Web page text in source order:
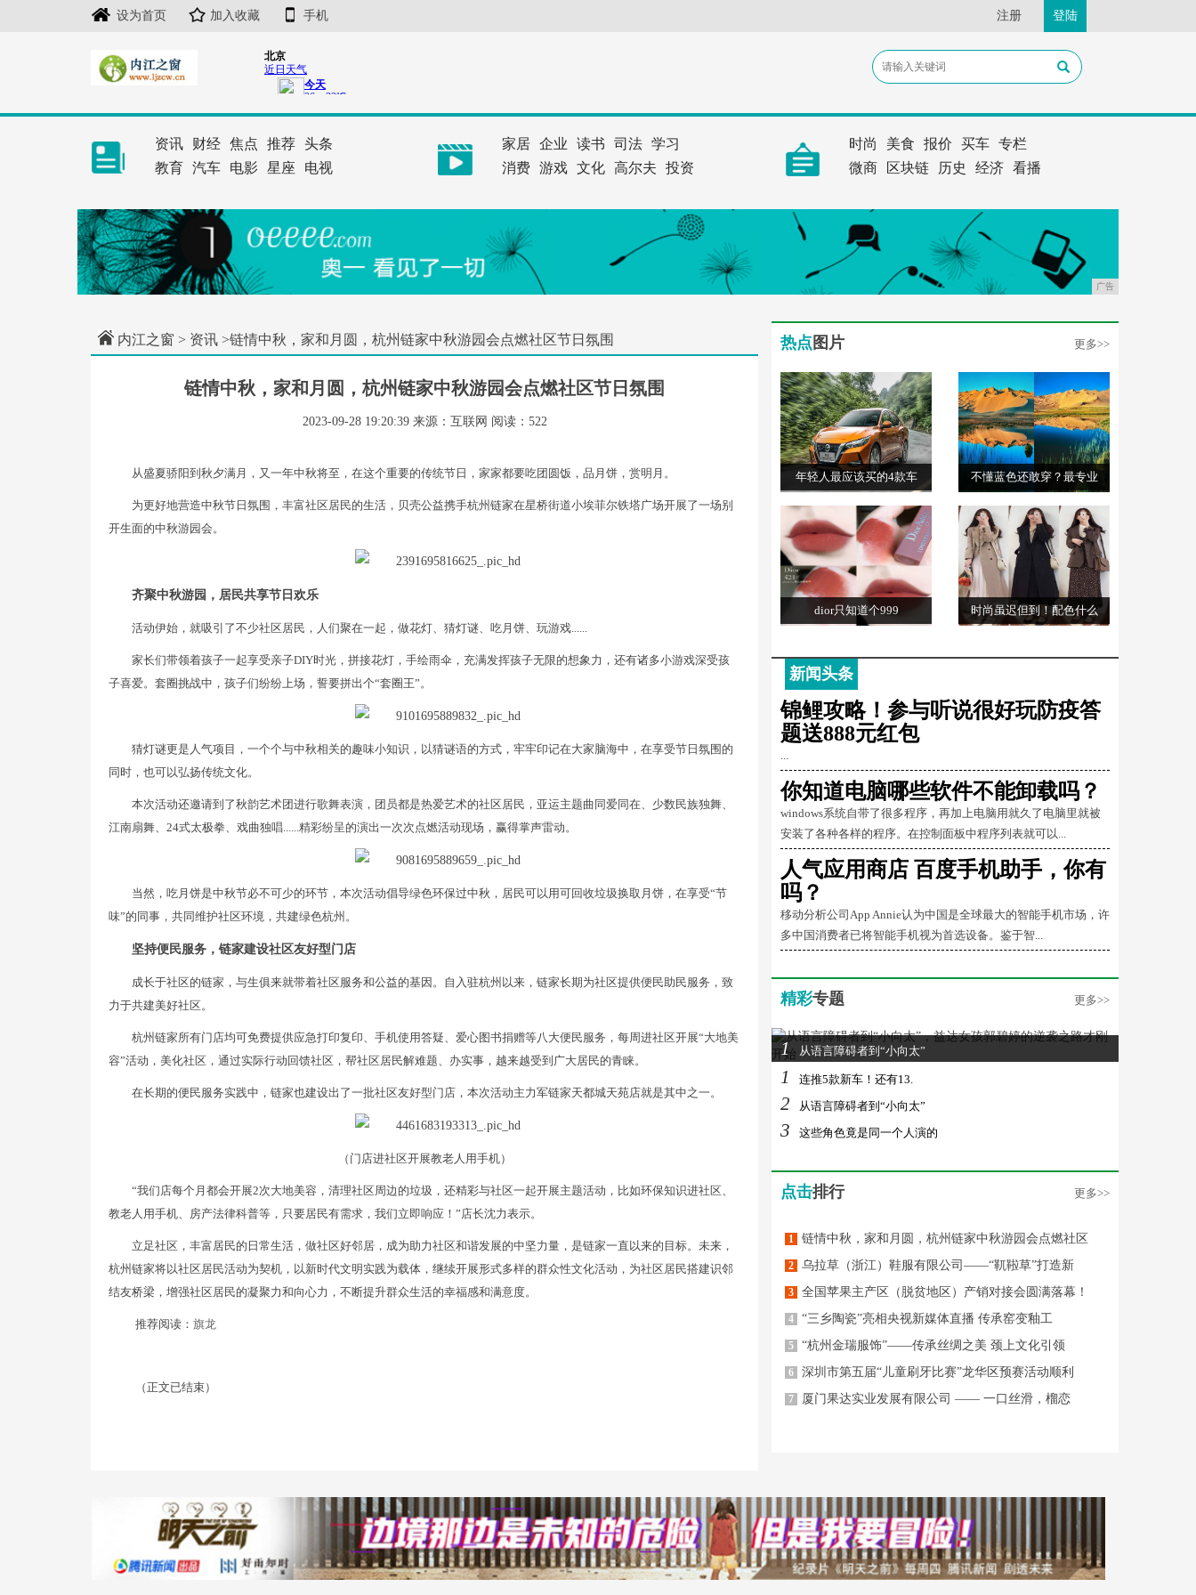
设为首页 加入收藏 手机 注册 登陆
资讯 财经 焦点 推荐 头条
教育 汽车 电影 星座 电视
家居 企业 读书 司法 学习
消费 游戏 文化 高尔夫 投资
时尚 美食 报价 买车 专栏
微商
区块链 历史 经济 看播
广告
内江之窗 > 资讯 >链情中秋，家和月圆，杭州链家中秋游园会点燃社区节日氛围
链情中秋，家和月圆，杭州链家中秋游园会点燃社区节日氛围
2023-09-28 19:20:39 来源：互联网 阅读：522
从盛夏骄阳到秋夕满月，又一年中秋将至，在这个重要的传统节日，家家都要吃团圆饭，品月饼，赏明月。
为更好地营造中秋节日氛围，丰富社区居民的生活，贝壳公益携手杭州链家在星桥街道小埃菲尔铁塔广场开展了一场别
开生面的中秋游园会。
齐聚中秋游园，居民共享节日欢乐
活动伊始，就吸引了不少社区居民，人们聚在一起，做花灯、猜灯谜、吃月饼、玩游戏......
家长们带领着孩子一起享受亲子DIY时光，拼接花灯，手绘雨伞，充满发挥孩子无限的想象力，还有诸多小游戏深受孩
子喜爱。套圈挑战中，孩子们纷纷上场，誓要拼出个“套圈王”。
猜灯谜更是人气项目，一个个与中秋相关的趣味小知识，以猜谜语的方式，牢牢印记在大家脑海中，在享受节日氛围的
同时，也可以弘扬传统文化。
本次活动还邀请到了秋韵艺术团进行歌舞表演，团员都是热爱艺术的社区居民，亚运主题曲同爱同在、少数民族独舞、
江南扇舞、24式太极拳、戏曲独唱......精彩纷呈的演出一次次点燃活动现场，赢得掌声雷动。
当然，吃月饼是中秋节必不可少的环节，本次活动倡导绿色环保过中秋，居民可以用可回收垃圾换取月饼，在享受“节
味”的同事，共同维护社区环境，共建绿色杭州。
坚持便民服务，链家建设社区友好型门店
成长于社区的链家，与生俱来就带着社区服务和公益的基因。自入驻杭州以来，链家长期为社区提供便民助民服务，致
力于共建美好社区。
杭州链家所有门店均可免费提供应急打印复印、手机使用答疑、爱心图书捐赠等八大便民服务，每周进社区开展“大地美
容”活动，美化社区，通过实际行动回馈社区，帮社区居民解难题、办实事，越来越受到广大居民的青睐。
在长期的便民服务实践中，链家也建设出了一批社区友好型门店，本次活动主力军链家天都城天苑店就是其中之一。
（门店进社区开展教老人用手机）
“我们店每个月都会开展2次大地美容，清理社区周边的垃圾，还精彩与社区一起开展主题活动，比如环保知识进社区、
教老人用手机、房产法律科普等，只要居民有需求，我们立即响应！”店长沈力表示。
立足社区，丰富居民的日常生活，做社区好邻居，成为助力社区和谐发展的中坚力量，是链家一直以来的目标。未来，
杭州链家将以社区居民活动为契机，以新时代文明实践为载体，继续开展形式多样的群众性文化活动，为社区居民搭建识邻
结友桥梁，增强社区居民的凝聚力和向心力，不断提升群众生活的幸福感和满意度。
推荐阅读： 旗龙
（正文已结束）
热点 图片 更多>>
年轻人最应该买的4款车 不懂蓝色还敢穿？最专业
dior只知道个999 时尚虽迟但到！配色什么
新闻头条
锦鲤攻略！参与听说很好玩防疫答
题送888元红包
...
你知道电脑哪些软件不能卸载吗？
windows系统自带了很多程序，再加上电脑用就久了电脑里就被
安装了各种各样的程序。在控制面板中程序列表就可以...
人气应用商店 百度手机助手，你有
吗？
移动分析公司App Annie认为中国是全球最大的智能手机市场，许
多中国消费者已将智能手机视为首选设备。鉴于智...
精彩专题 更多>>
1 从语言障碍者到“小向太”
1 连推5款新车！还有13.
2 从语言障碍者到“小向太”
3 这些角色竟是同一个人演的
点击排行 更多>>
1 链情中秋，家和月圆，杭州链家中秋游园会点燃社区
2 乌拉草（浙江）鞋服有限公司——“靰鞡草”打造新
3 全国苹果主产区（脱贫地区）产销对接会圆满落幕！
4 “三乡陶瓷”亮相央视新媒体直播 传承窑变釉工
5 “杭州金瑞服饰”——传承丝绸之美 颈上文化引领
6 深圳市第五届“儿童刷牙比赛”龙华区预赛活动顺利
7 厦门果达实业发展有限公司 —— 一口丝滑，榴恋